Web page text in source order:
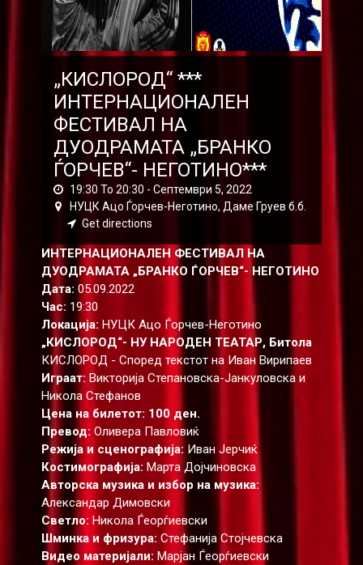
„КИСЛОРОД“ ***
ИНТЕРНАЦИОНАЛЕН
ФЕСТИВАЛ НА
ДУОДРАМАТА „БРАНКО
ЃОРЧЕВ“- НЕГОТИНО***
19:30 To 20:30 - Септември 5, 2022
НУЦК Ацо Ѓорчев-Неготино, Даме Груев б.б.
Get directions
ИНТЕРНАЦИОНАЛЕН ФЕСТИВАЛ НА
ДУОДРАМАТА „БРАНКО ЃОРЧЕВ“- НЕГОТИНО
Дата: 05.09.2022
Час: 19:30
Локација: НУЦК Ацо Ѓорчев-Неготино
„КИСЛОРОД“- НУ НАРОДЕН ТЕАТАР, Битола
КИСЛОРОД - Според текстот на Иван Вирипаев
Играат: Викторија Степановска-Јанкуловска и
Никола Стефанов
Цена на билетот: 100 ден.
Превод: Оливера Павловиќ
Режија и сценографија: Иван Јерчиќ
Костимографија: Марта Дојчиновска
Авторска музика и избор на музика:
Александар Димовски
Светло: Никола Ѓеорѓиевски
Шминка и фризура: Стефанија Стојчевска
Видео материјали: Марјан Ѓеорѓиевски